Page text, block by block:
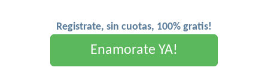
Registrate, sin cuotas, 100% gratis!
Enamorate YA!